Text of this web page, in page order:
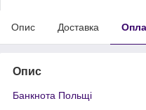
Опис Доставка
Опис
Банкнота Польщі